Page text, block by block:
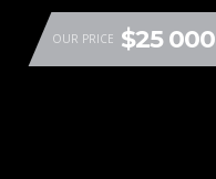
OUR PRICE $25 000